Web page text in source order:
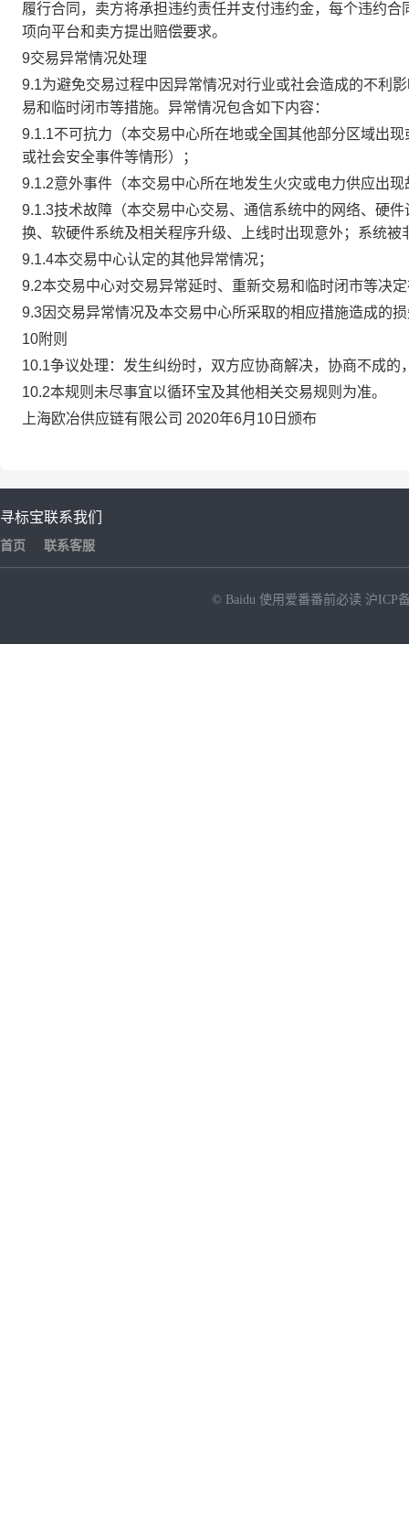
履行合同，卖方将承担违约责任并支付违约金，每个违约
项向平台和卖方提出赔偿要求。
9交易异常情况处理
9.1为避免交易过程中因异常情况对行业或社会造成的不利
易和临时闭市等措施。异常情况包含如下内容：
9.1.1不可抗力（本交易中心所在地或全国其他部分区域出
或社会安全事件等情形）；
9.1.2意外事件（本交易中心所在地发生火灾或电力供应出
9.1.3技术故障（本交易中心交易、通信系统中的网络、硬
换、软硬件系统及相关程序升级、上线时出现意外；系统
9.1.4本交易中心认定的其他异常情况；
9.2本交易中心对交易异常延时、重新交易和临时闭市等决
9.3因交易异常情况及本交易中心所采取的相应措施造成的
10附则
10.1争议处理：发生纠纷时，双方应协商解决，协商不成
10.2本规则未尽事宜以循环宝及其他相关交易规则为准。
上海欧冶供应链有限公司 2020年6月10日颁布
寻标宝
首页
联系我们
联系客服
© Baidu 使用爱番番前必读 沪ICP